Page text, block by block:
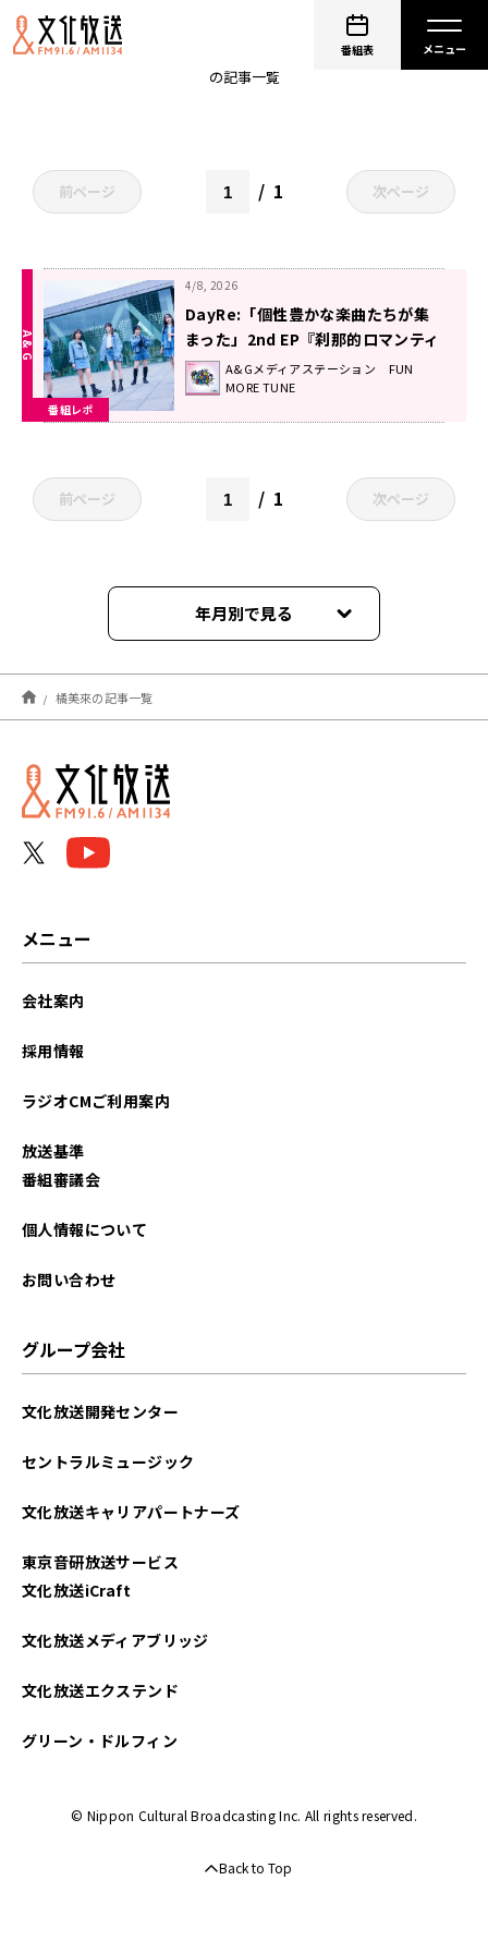
番組表
の記事一覧
前ページ 1 次ページ
番組レポ
4/8, 2026
DayRe:「個性豊かな楽曲たちが集
まった」2nd EP『刹那的ロマンティ
ック』に込めた想い！
A&Gメディアステーション FUN
MORE TUNE
前ページ 1 次ページ
年月別で見る
2026年04月
2026年03月
2025年10月
2021年04月
橘美來の記事一覧
メニュー
会社案内
採用情報
ラジオCMご利用案内
放送基準
番組審議会
個人情報について
お問い合わせ
グループ会社
文化放送開発センター
セントラルミュージック
文化放送キャリアパートナーズ
東京音研放送サービス
文化放送iCraft
文化放送メディアブリッジ
文化放送エクステンド
グリーン・ドルフィン
© Nippon Cultural Broadcasting Inc. All rights reserved.
Back to Top